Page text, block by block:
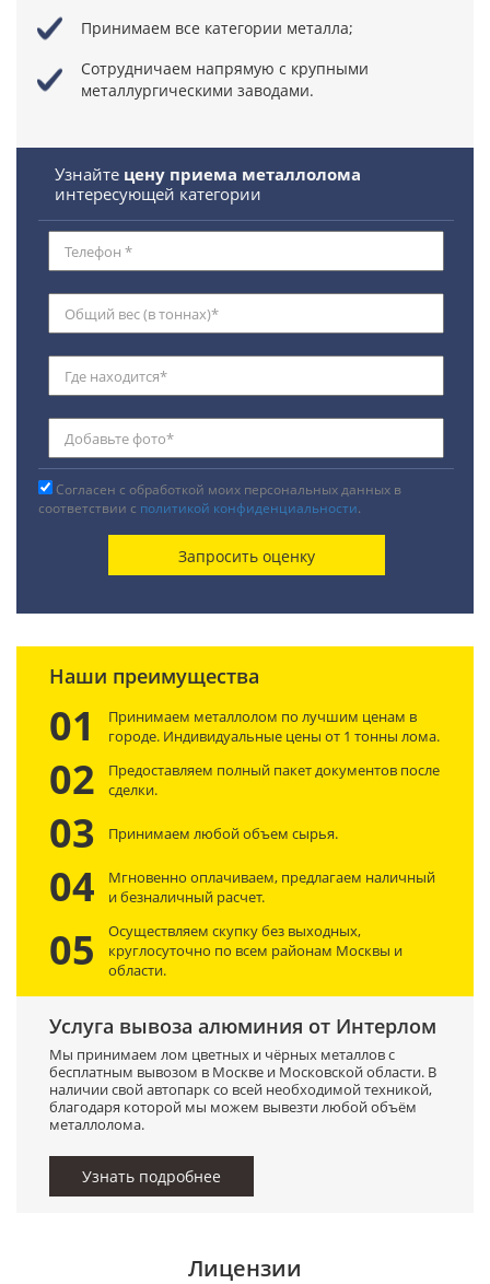
Принимаем все категории металла;
Сотрудничаем напрямую с крупными
металлургическими заводами.
Узнайте цену приема металлолома
интересующей категории
Согласен с обработкой моих персональных данных в
соответствии с политикой конфиденциальности.
Наши преимущества
01
Принимаем металлолом по лучшим ценам в
городе. Индивидуальные цены от 1 тонны лома.
02
Предоставляем полный пакет документов после
сделки.
03 Принимаем любой объем сырья.
04
Мгновенно оплачиваем, предлагаем наличный
и безналичный расчет.
05
Осуществляем скупку без выходных,
круглосуточно по всем районам Москвы и
области.
Услуга вывоза алюминия от Интерлом
Мы принимаем лом цветных и чёрных металлов с
бесплатным вывозом в Москве и Московской области. В
наличии свой автопарк со всей необходимой техникой,
благодаря которой мы можем вывезти любой объём
металлолома.
Узнать подробнее
Лицензии